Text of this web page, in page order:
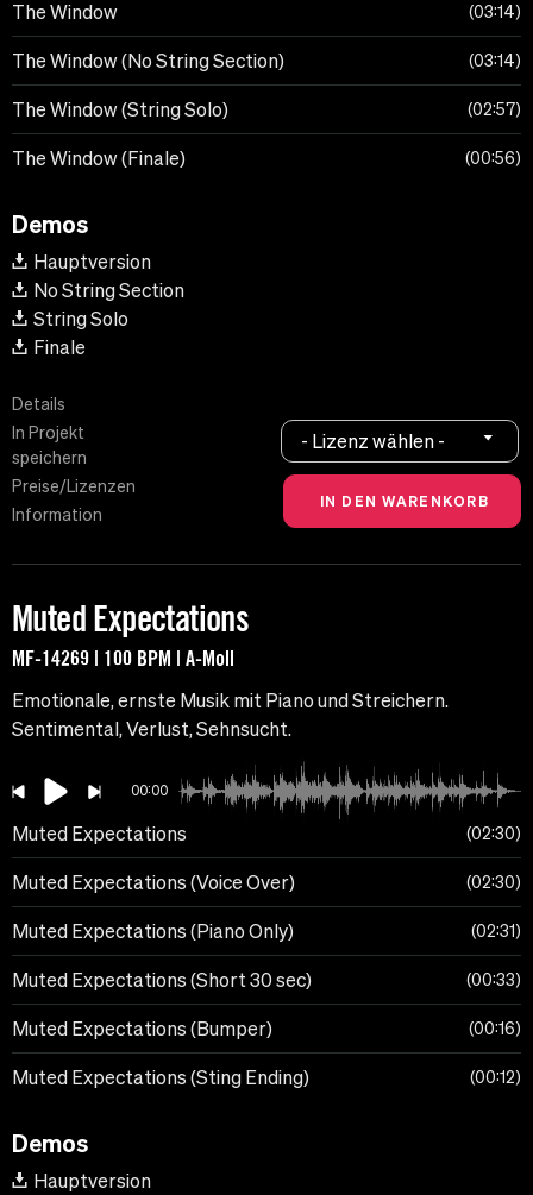
The Window 03:14
The Window (No String Section) 03:14
The Window (String Solo) 02:57
The Window (Finale) 00:56
Demos
Hauptversion
No String Section
String Solo
Finale
Details
In Projekt
speichern
Preise/Lizenzen
Information
- Lizenz wählen -
Muted Expectations
MF-14269 | 100 BPM | A-Moll
Emotionale, ernste Musik mit Piano und Streichern.
Sentimental, Verlust, Sehnsucht.
00:00
Muted Expectations 02:30
Muted Expectations (Voice Over) 02:30
Muted Expectations (Piano Only) 02:31
Muted Expectations (Short 30 sec) 00:33
Muted Expectations (Bumper) 00:16
Muted Expectations (Sting Ending) 00:12
Demos
Hauptversion